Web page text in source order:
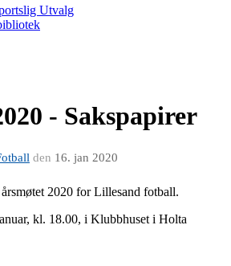
Utvalg
- Sakspapirer
den 16. jan 2020
2020 for Lillesand fotball.
kl. 18.00, i Klubbhuset i Holta